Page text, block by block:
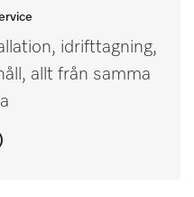
idrifttagning,
allt från samma